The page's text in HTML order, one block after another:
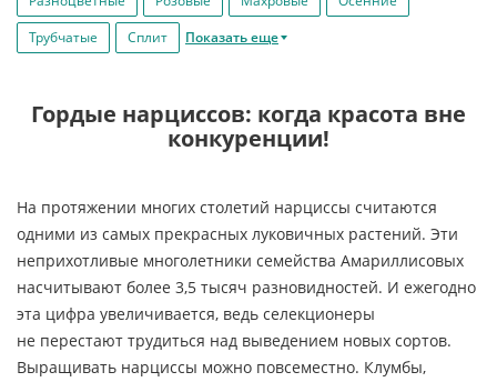
Трубчатые
Сплит Показать еще
Гордые нарциссов: когда красота вне
конкуренции!
На протяжении многих столетий нарциссы считаются
одними из самых прекрасных луковичных растений. Эти
неприхотливые многолетники семейства Амариллисовых
насчитывают более 3,5 тысяч разновидностей. И ежегодно
эта цифра увеличивается, ведь селекционеры
не перестают трудиться над выведением новых сортов.
Выращивать нарциссы можно повсеместно. Клумбы,